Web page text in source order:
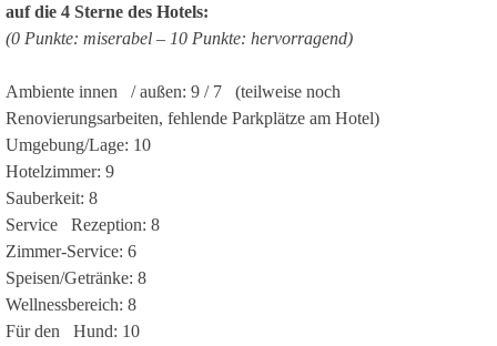
auf die 4 Sterne des Hotels:
(0 Punkte: miserabel – 10 Punkte: hervorragend)
Ambiente innen / außen: 9 / 7 (teilweise noch
Renovierungsarbeiten, fehlende Parkplätze am Hotel)
Umgebung/Lage: 10
Hotelzimmer: 9
Sauberkeit: 8
Service Rezeption: 8
Zimmer-Service: 6
Speisen/Getränke: 8
Wellnessbereich: 8
Für den Hund: 10